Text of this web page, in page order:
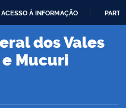
ACESSO À INFORMAÇÃO
dos Vales
Mucuri